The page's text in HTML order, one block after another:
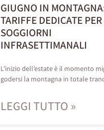
GIUGNO IN
TARIFFE DEDICATE PER
SOGGIORNI
INFRASETTIMANALI
L’inizio dell’estate è il momento
godersi la montagna in totale
LEGGI TUTTO »